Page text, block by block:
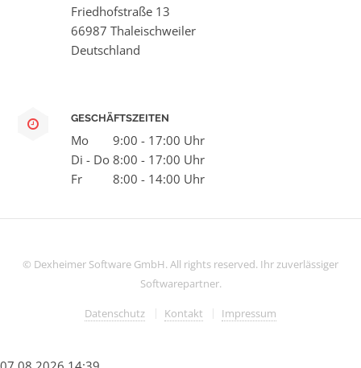
Friedhofstraße 13
66987 Thaleischweiler
Deutschland
GESCHÄFTSZEITEN
Mo
Di - Do
Fr
9:00 - 17:00 Uhr
8:00 - 17:00 Uhr
8:00 - 14:00 Uhr
© Dexheimer Software GmbH. All rights reserved. Ihr zuverlässiger
Softwarepartner.
Datenschutz Kontakt Impressum